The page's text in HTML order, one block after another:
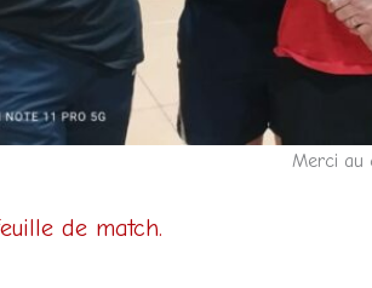
Merci au
de match.